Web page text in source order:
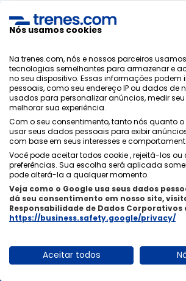
Viajar de comboio
Barcelona para
Se eu comprar passagens de
Barcelona para Córdoba, terei
as passagens?
Não é necessário, iremos enviar-lhe
para o seu email como para o seu
possa viajar sem problemas,
telemóvel. Recomendamos, se tiver a
os imprimir, que o faça caso tenha
cobertura ou com a bateria do seu
Quanto custam os trens de
Nós usamos cookies
Na trenes.com, nós e nossos parceiros
tecnologias semelhantes para armazenar e
no seu dispositivo. Essas informações podem
pessoais, como seu endereço IP ou dados de
usados ​​para personalizar anúncios, medir
melhorar sua experiência.
Com o seu consentimento, tanto nós quanto
usar seus dados pessoais para exibir
com base em seus interesses e
Você pode aceitar todos cookie , rejeitá-los
preferências. Sua escolha será aplicada
pode alterá-la a qualquer momento.
Veja como o Google usa seus dados
dá seu consentimento em nosso site,
Responsabilidade de Dados Corporativos
https://business.safety.google/privacy/
Aceitar todos